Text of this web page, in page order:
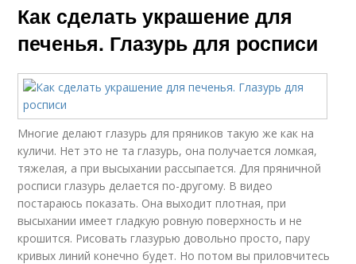
Как сделать украшение для
печенья. Глазурь для росписи
Многие делают глазурь для пряников такую же как на
куличи. Нет это не та глазурь, она получается ломкая,
тяжелая, а при высыхании рассыпается. Для пряничной
росписи глазурь делается по-другому. В видео
постараюсь показать. Она выходит плотная, при
высыхании имеет гладкую ровную поверхность и не
крошится. Рисовать глазурью довольно просто, пару
кривых линий конечно будет. Но потом вы приловчитесь